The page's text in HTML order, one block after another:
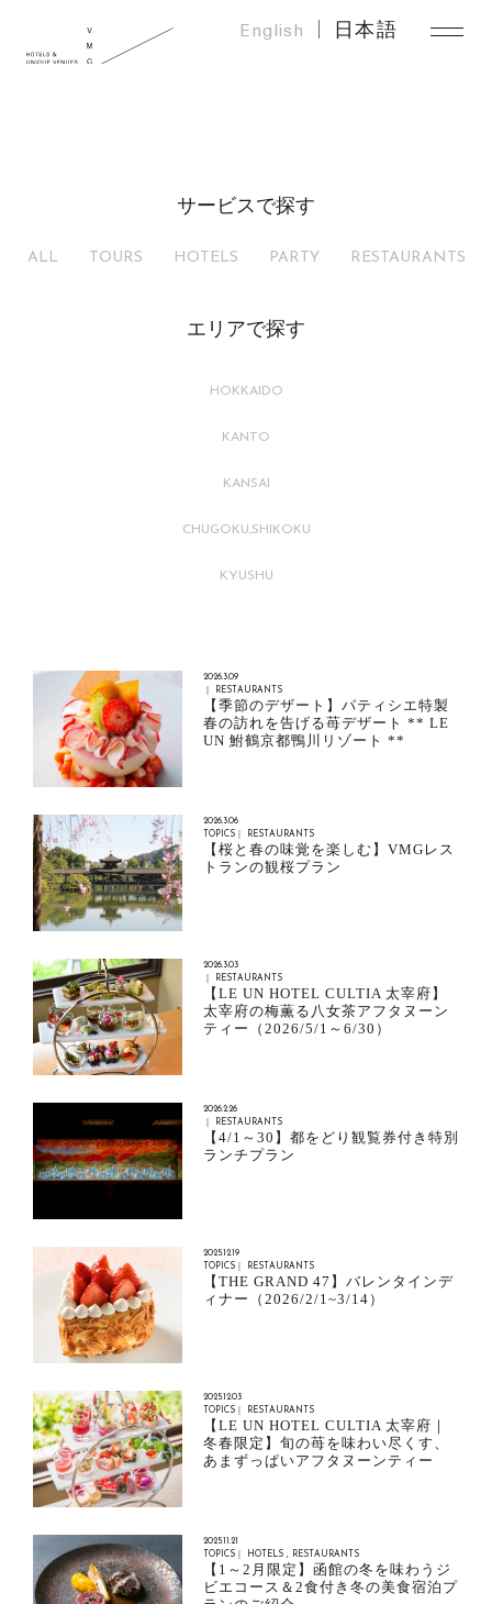
English 日本語
サービスで探す
ALL TOURS HOTELS PARTY RESTAURANTS
エリアで探す
HOKKAIDO
KANTO
KANSAI
CHUGOKU,SHIKOKU
KYUSHU
2026.3.09
｜ RESTAURANTS
【季節のデザート】パティシエ特製
春の訪れを告げる苺デザート ** LE
UN 鮒鶴京都鴨川リゾート **
2026.3.06
TOPICS｜ RESTAURANTS
【桜と春の味覚を楽しむ】VMGレス
トランの観桜プラン
2026.3.03
｜ RESTAURANTS
【LE UN HOTEL CULTIA 太宰府】
太宰府の梅薫る八女茶アフタヌーン
ティー（2026/5/1～6/30）
2026.2.26
｜ RESTAURANTS
【4/1～30】都をどり観覧券付き特別
ランチプラン
2025.12.19
TOPICS｜ RESTAURANTS
【THE GRAND 47】バレンタインデ
ィナー（2026/2/1~3/14）
2025.12.03
TOPICS｜ RESTAURANTS
【LE UN HOTEL CULTIA 太宰府｜
冬春限定】旬の苺を味わい尽くす、
あまずっぱいアフタヌーンティー
2025.11.21
TOPICS｜
HOTELS RESTAURANTS
【1～2月限定】函館の冬を味わうジ
ビエコース＆2食付き冬の美食宿泊プ